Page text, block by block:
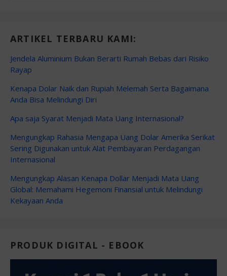
ARTIKEL TERBARU KAMI:
Jendela Aluminium Bukan Berarti Rumah Bebas dari Risiko
Rayap
Kenapa Dolar Naik dan Rupiah Melemah Serta Bagaimana
Anda Bisa Melindungi Diri
Apa saja Syarat Menjadi Mata Uang Internasional?
Mengungkap Rahasia Mengapa Uang Dolar Amerika Serikat
Sering Digunakan untuk Alat Pembayaran Perdagangan
Internasional
Mengungkap Alasan Kenapa Dollar Menjadi Mata Uang
Global: Memahami Hegemoni Finansial untuk Melindungi
Kekayaan Anda
PRODUK DIGITAL - EBOOK